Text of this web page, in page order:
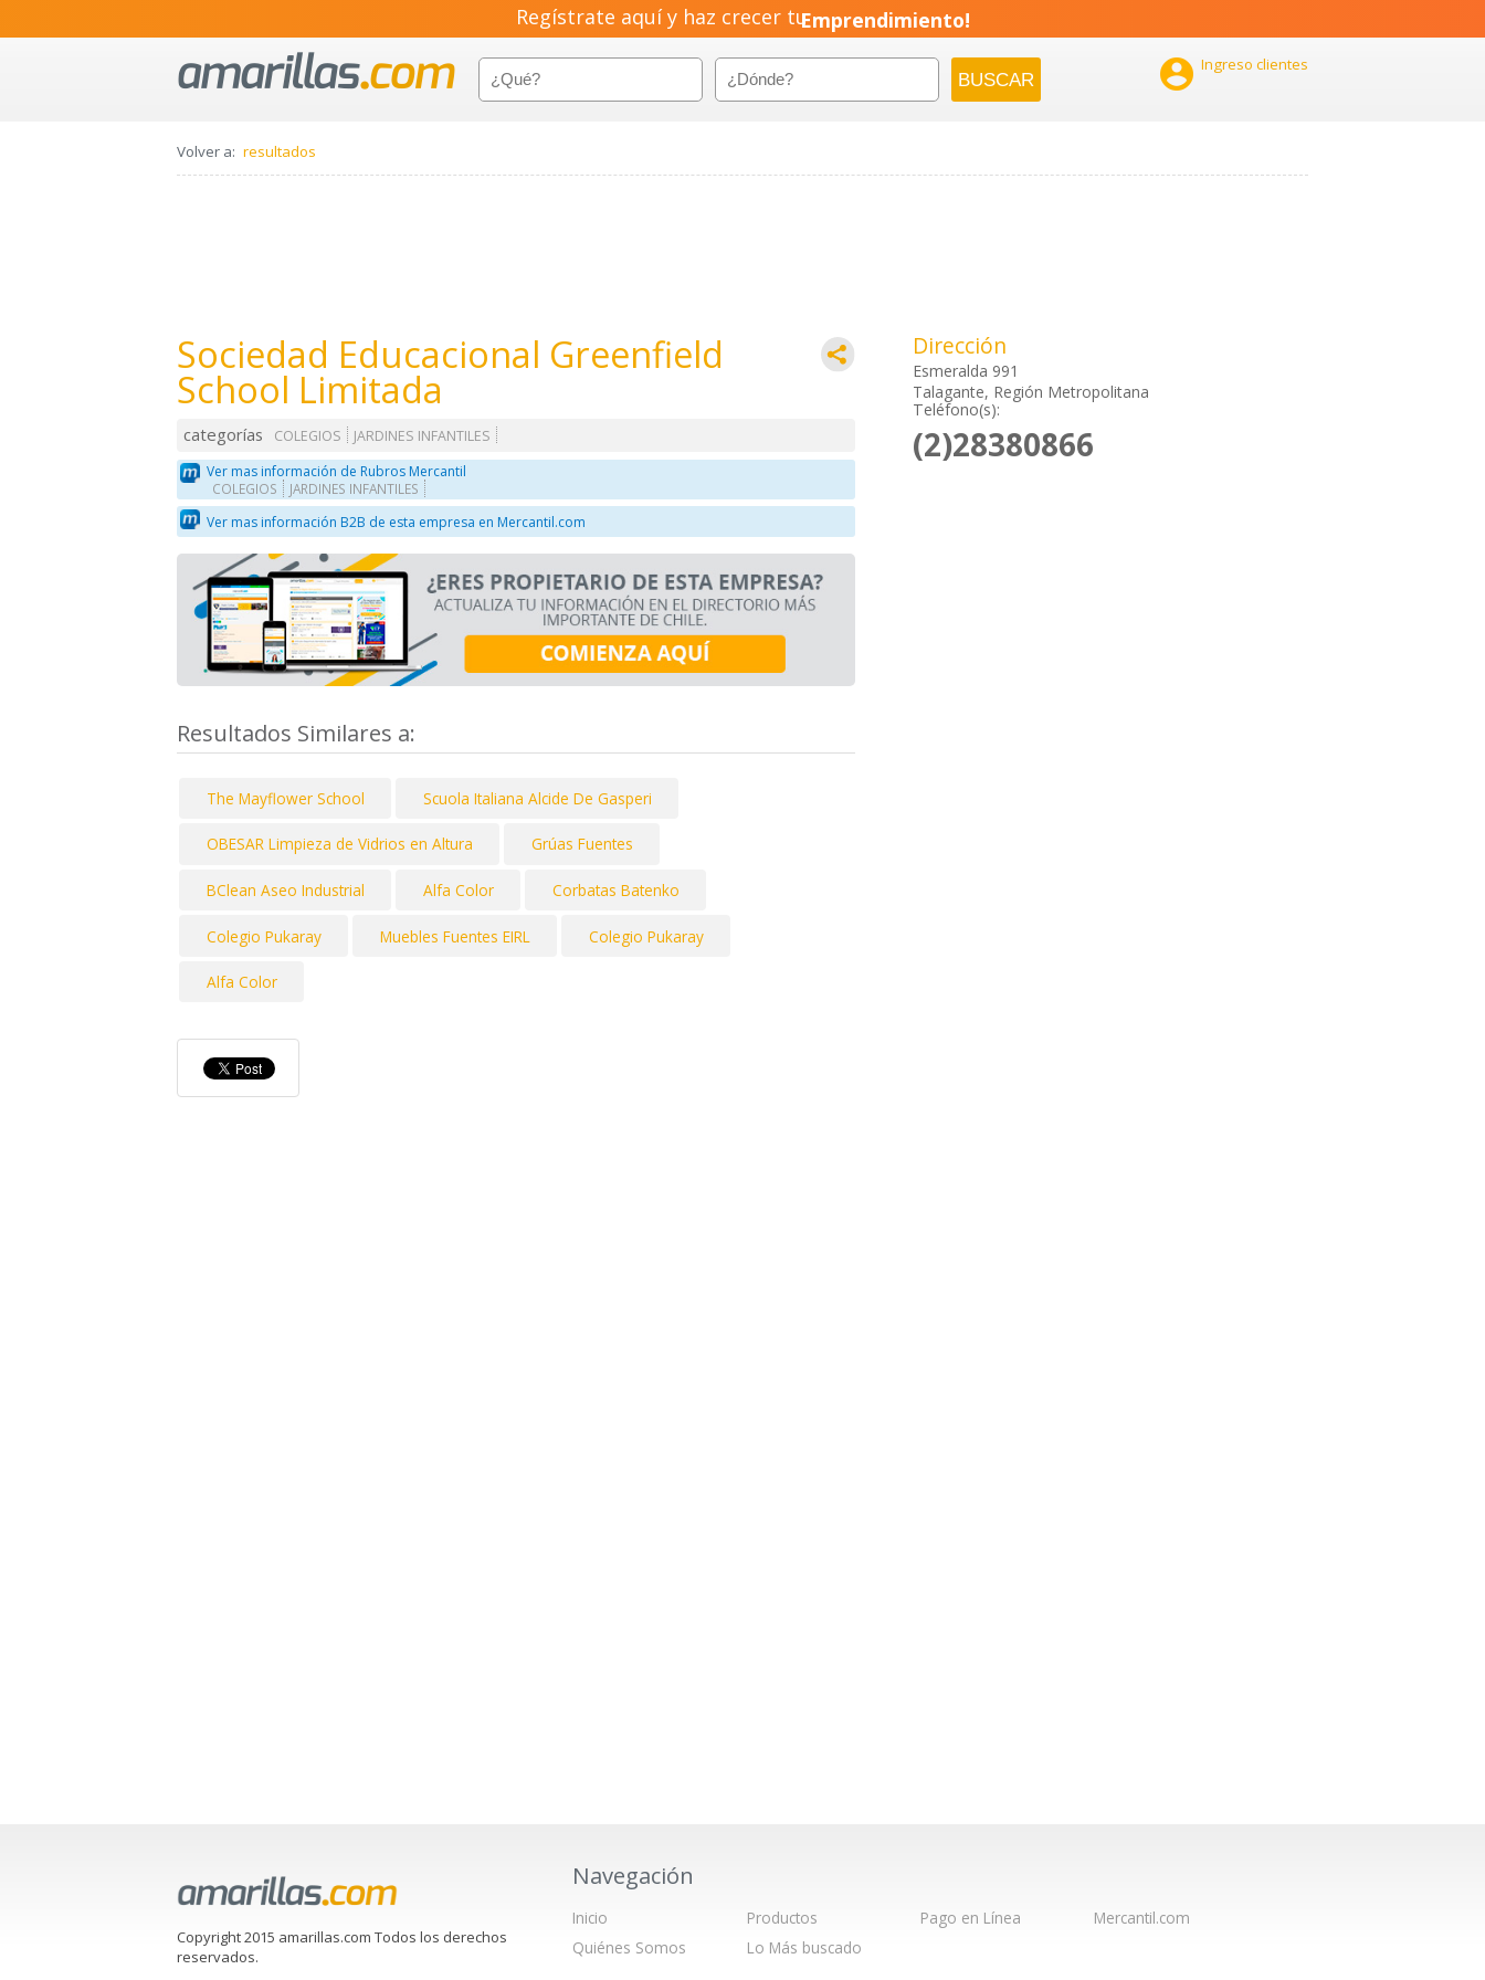
Regístrate aquí y haz crecer tu
Emprendimiento!
 Ingreso clientes
Volver a: resultados
Sociedad Educacional Greenfield
School Limitada
categorías COLEGIOS
JARDINES INFANTILES
Ver mas información de Rubros Mercantil
COLEGIOS JARDINES INFANTILES
Ver mas información B2B de esta empresa en Mercantil.com
Resultados Similares a:
The Mayflower School Scuola Italiana Alcide De Gasperi
OBESAR Limpieza de Vidrios en Altura Grúas Fuentes
BClean Aseo Industrial Alfa Color Corbatas Batenko
Colegio Pukaray Muebles Fuentes EIRL Colegio Pukaray
Alfa Color
Dirección
Esmeralda 991
Talagante, Región Metropolitana
Teléfono(s):
(2)28380866
Copyright 2015 amarillas.com Todos los derechos
reservados.
Navegación
Inicio
Quiénes Somos
Productos
Lo Más buscado
Pago en Línea Mercantil.com